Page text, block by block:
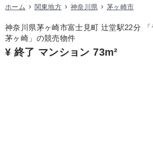
ホーム 関東地方 神奈川県 茅ヶ崎市
神奈川県茅ヶ崎市富士見町 辻堂駅22分
茅ヶ崎」の競売物件
¥ 終了 マンション 73m²